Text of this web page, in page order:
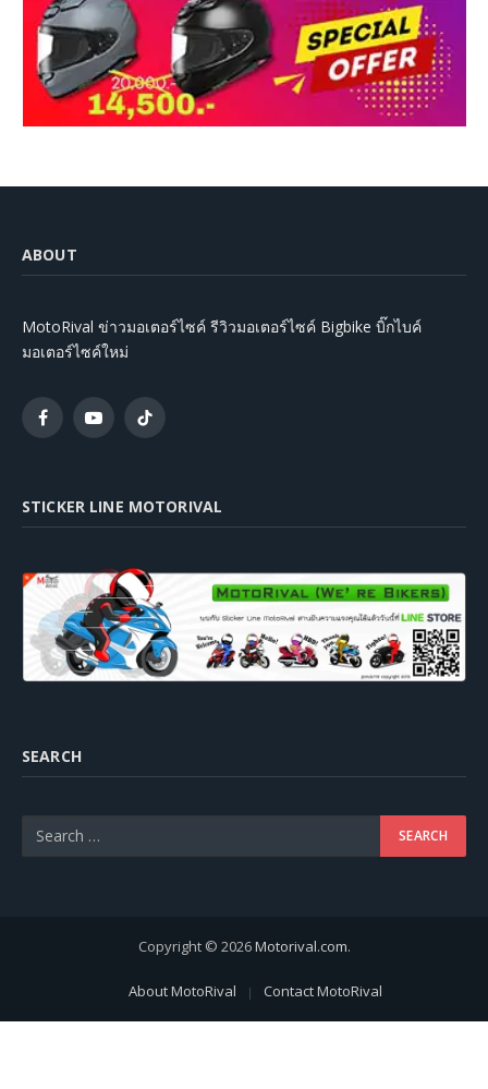
ABOUT
MotoRival ข่าวมอเตอร์ไซค์ รีวิวมอเตอร์ไซค์ Bigbike บิ๊กไบค์
มอเตอร์ไซค์ใหม่
FacebookYouTubeTikTok
STICKER LINE MOTORIVAL
SEARCH
Copyright © 2026Motorival.com.
About MotoRival Contact MotoRival